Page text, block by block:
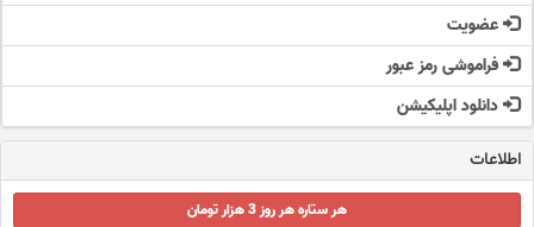
عضویت
فراموشی رمز عبور
دانلود اپلیکیشن
اطلاعات
هر ستاره هر روز 3 هزار تومان